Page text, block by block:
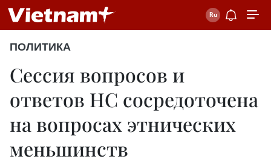
ПОЛИТИКА
Сессия вопросов и
ответов НС сосредоточена
на вопросах этнических
меньшинств